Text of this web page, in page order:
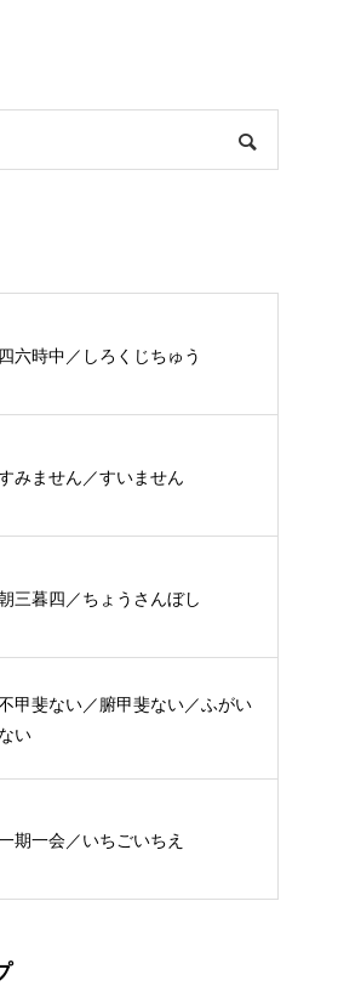
四六時中／しろくじちゅう
みません／すいません
三暮四／ちょうさんぼし
甲斐ない／腑甲斐ない／ふがい
ない
期一会／いちごいちえ